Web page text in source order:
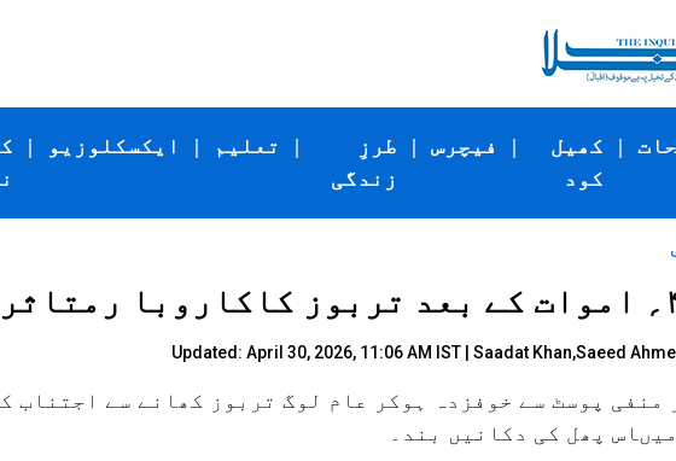
| ایکسکلوزیو | تعلیم |
طرزِ
زندگی
| فیچرس |
کھیل
کود
|
Updated: April 30, 2026, 11:06 AM IST | Saadat Khan,Saeed
منفی پوسٹ سے خوفزدہ ہوکر عام لوگ تربوز کھانے سے اجتناب
پھل کی دکانیں بند۔